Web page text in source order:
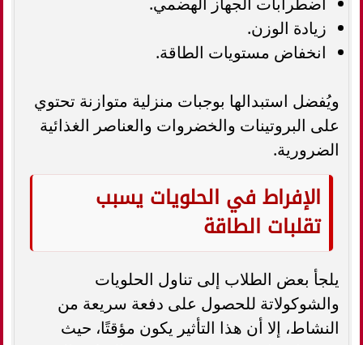
زيادة الوزن.
انخفاض مستويات الطاقة.
ويُفضل استبدالها بوجبات منزلية متوازنة تحتوي
على البروتينات والخضروات والعناصر الغذائية
الضرورية.
الإفراط في الحلويات يسبب
تقلبات الطاقة
يلجأ بعض الطلاب إلى تناول الحلويات
والشوكولاتة للحصول على دفعة سريعة من
النشاط، إلا أن هذا التأثير يكون مؤقتًا، حيث